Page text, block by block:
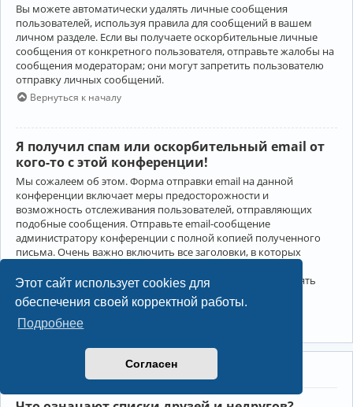
Этот сайт использует cookies для
обеспечения своей корректной работы.
Подробнее
Согласен
Вы можете автоматически удалять личные сообщения
пользователей, используя правила для сообщений в вашем
личном разделе. Если вы получаете оскорбительные личные
сообщения от конкретного пользователя, отправьте жалобы на
сообщения модераторам; они могут запретить пользователю
отправку личных сообщений.
Вернуться к началу
Я получил спам или оскорбительный email от
кого-то с этой конференции!
Мы сожалеем об этом. Форма отправки email на данной
конференции включает меры предосторожности и
возможность отслеживания пользователей, отправляющих
подобные сообщения. Отправьте email-сообщение
администратору конференции с полной копией полученного
письма. Очень важно включить все заголовки, в которых
Администратор конференции сможет в этом случае принять
меры.
Друзья и недруги